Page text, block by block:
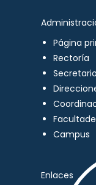
Página
Rectoría
Campus
Enlaces